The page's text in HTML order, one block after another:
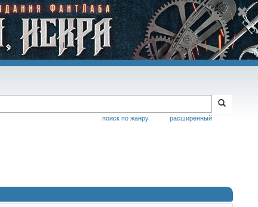
расширенный
поиск по жанру